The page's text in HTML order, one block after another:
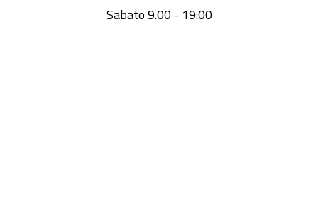
Sabato 9.00 - 19:00